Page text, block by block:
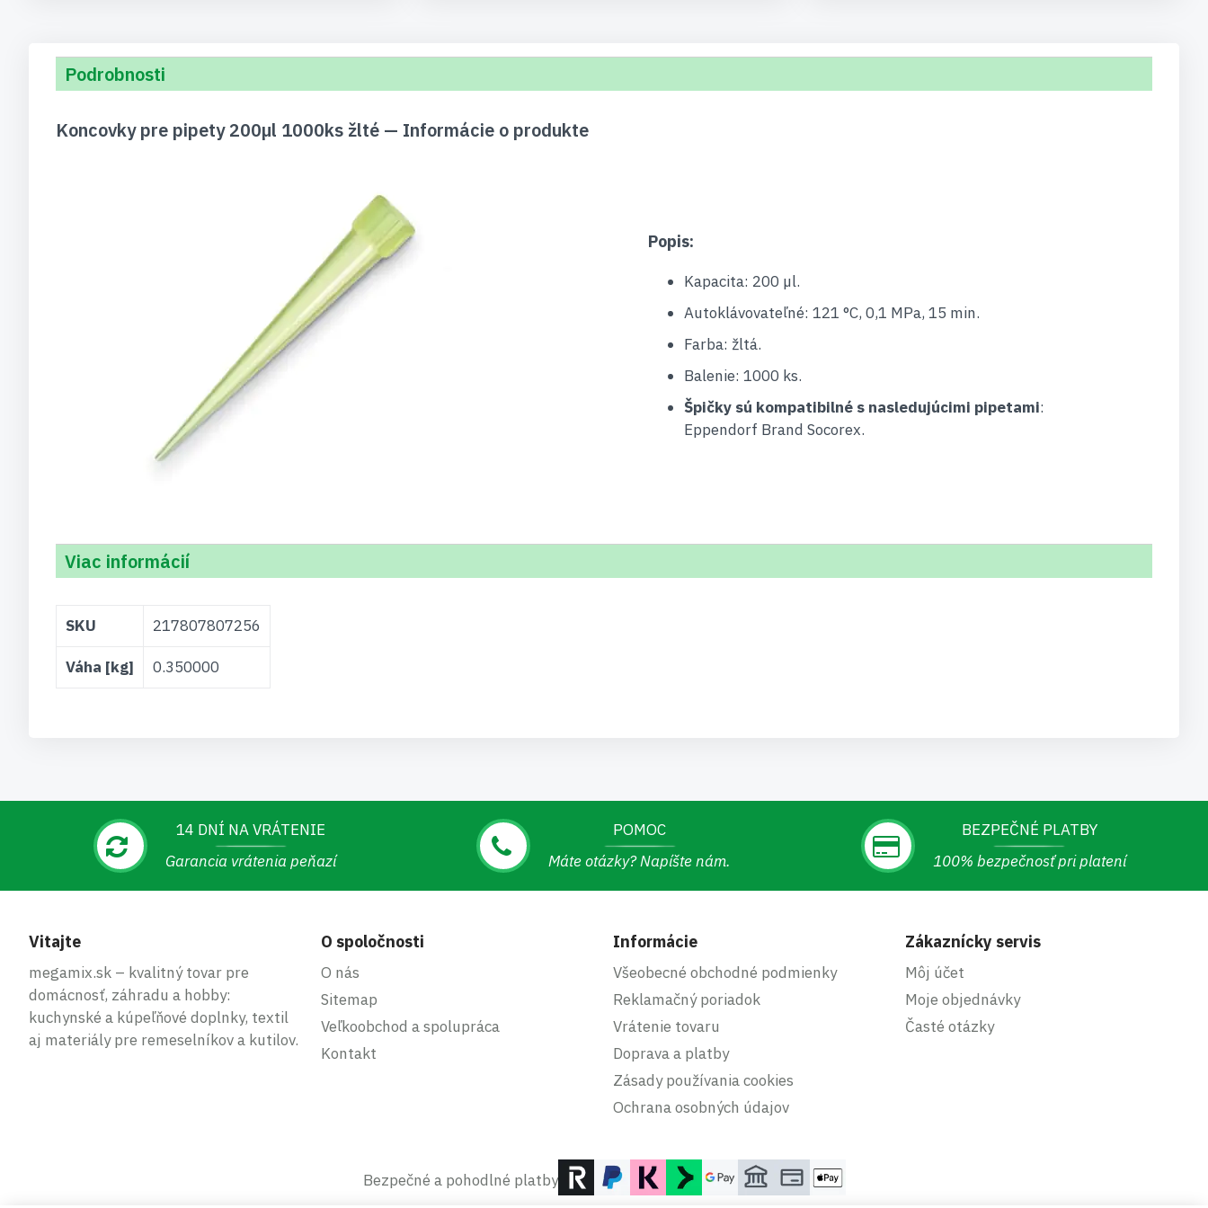
Podrobnosti
Koncovky pre pipety 200µl 1000ks žlté — Informácie o produkte
Popis:
Kapacita: 200 µl.
Autoklávovateľné: 121 °C, 0,1 MPa, 15 min.
Farba: žltá.
Balenie: 1000 ks.
Špičky sú kompatibilné s nasledujúcimi pipetami:
Eppendorf Brand Socorex.
Viac informácií
informácií
SKU 217807807256
Váha [kg] 0.350000
14 DNÍ NA VRÁTENIE
Garancia vrátenia peňazí
POMOC
Máte otázky? Napíšte nám.
BEZPEČNÉ PLATBY
100% bezpečnosť pri platení
Vitajte
megamix.sk – kvalitný tovar pre
domácnosť, záhradu a hobby:
kuchynské a kúpeľňové doplnky, textil
aj materiály pre remeselníkov a kutilov.
O spoločnosti
O nás
Sitemap
Veľkoobchod a spolupráca
Kontakt
Informácie
Všeobecné obchodné podmienky
Reklamačný poriadok
Vrátenie tovaru
Doprava a platby
Zásady používania cookies
Ochrana osobných údajov
Zákaznícky servis
Môj účet
Moje objednávky
Časté otázky
Bezpečné a pohodlné platby